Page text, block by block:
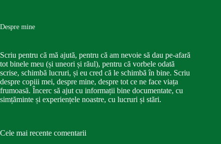
Despre mine
Scriu pentru că mă ajută, pentru că am nevoie să dau pe-afară
tot binele meu (și uneori și răul), pentru că vorbele odată
scrise, schimbă lucruri, și eu cred că le schimbă în bine. Scriu
despre copiii mei, despre mine, despre tot ce ne face viața
frumoasă. Încerc să ajut cu informații bine documentate, cu
simțăminte și experiențele noastre, cu lucruri și stări.
Cele mai recente comentarii